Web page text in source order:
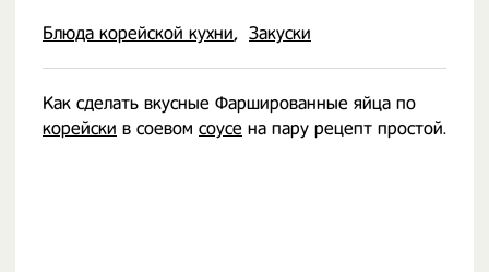
Блюда корейской кухни Закуски
Как сделать вкусные Фаршированные яйца по
корейски в соевом соусе на пару рецепт простой.